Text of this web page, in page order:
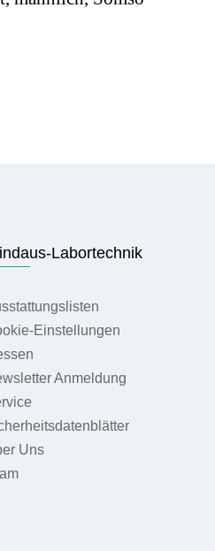
Labortechnik
Einstellungen
Anmeldung
Uns